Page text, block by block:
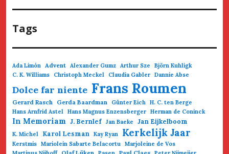
Tags
Ada Limón Advent Alexander Gumz Arthur Sze
Björn Kuhligk
C. K. Williams
Christoph Meckel Claudia Gabler Dannie Abse
Dolce far niente Frans Roumen
Gerard Rasch Gerda Baardman Günter Eich H. C. ten Berge
Hans Arnfrid Astel Hans Magnus Enzensberger Herman de Coninck
In Memoriam J. Bernlef Jan Baeke Jan Eijkelboom
K. Michel Karol Lesman Kay Ryan Kerkelijk Jaar
Kerstmis Mariolein Sabarte Belacortu Marjoleine de Vos